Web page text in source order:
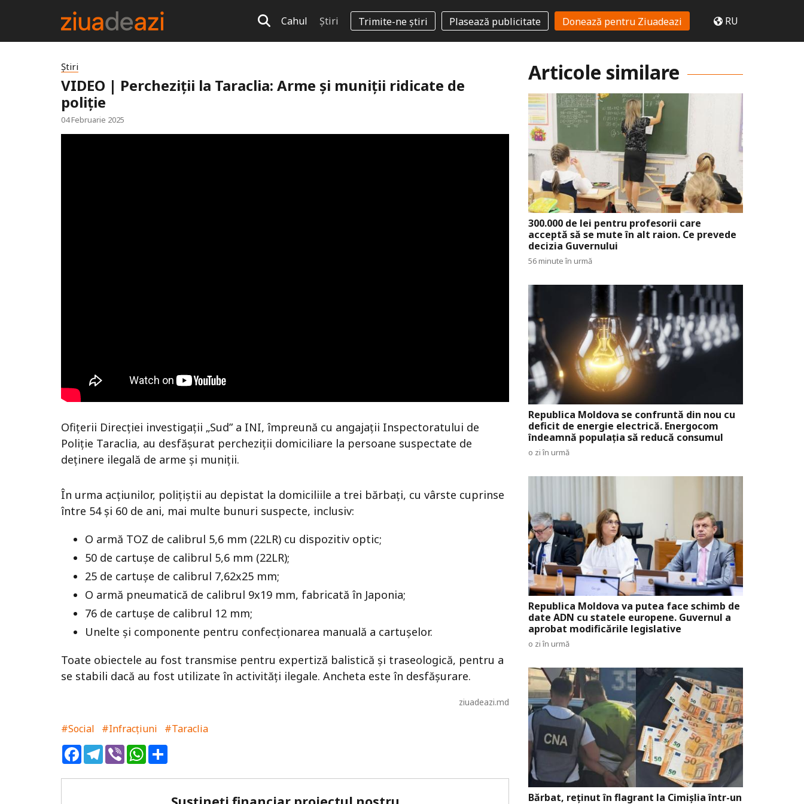
Cahul Știri Trimite-ne știri Plasează publicitate Donează pentru Ziuadeazi RU
Știri
VIDEO | Percheziții la Taraclia: Arme și muniții ridicate de
poliție
04 Februarie 2025
Ofițerii Direcției investigații „Sud” a INI, împreună cu angajații Inspectoratului de
Poliție Taraclia, au desfășurat percheziții domiciliare la persoane suspectate de
deținere ilegală de arme și muniții.
În urma acțiunilor, polițiștii au depistat la domiciliile a trei bărbați, cu vârste cuprinse
între 54 și 60 de ani, mai multe bunuri suspecte, inclusiv:
O armă TOZ de calibrul 5,6 mm (22LR) cu dispozitiv optic;
50 de cartușe de calibrul 5,6 mm (22LR);
25 de cartușe de calibrul 7,62x25 mm;
O armă pneumatică de calibrul 9x19 mm, fabricată în Japonia;
76 de cartușe de calibrul 12 mm;
Unelte și componente pentru confecționarea manuală a cartușelor.
Toate obiectele au fost transmise pentru expertiză balistică și traseologică, pentru a
se stabili dacă au fost utilizate în activități ilegale. Ancheta este în desfășurare.
ziuadeazi.md
#Social #Infracțiuni
#Taraclia
FacebookTelegram
ViberWhatsApp
Articole similare
300.000 de lei pentru profesorii care
acceptă să se mute în alt raion. Ce prevede
decizia Guvernului
56 minute în urmă
Republica Moldova se confruntă din nou cu
deficit de energie electrică. Energocom
îndeamnă populația să reducă consumul
o zi în urmă
Republica Moldova va putea face schimb de
date ADN cu statele europene. Guvernul a
aprobat modificările legislative
o zi în urmă
Bărbat, reținut în flagrant la Cimișlia într-un